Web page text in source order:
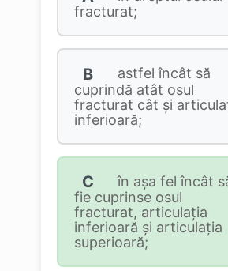
fracturat;
B
astfel încât să
cuprindă atât osul
fracturat cât şi
inferioară;
C
în aşa fel încât
fie cuprinse osul
fracturat, articulaţia
inferioară şi articulaţia
superioară;